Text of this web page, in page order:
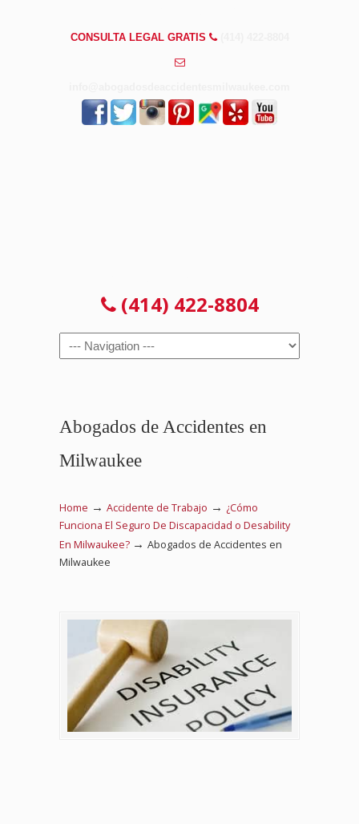
CONSULTA LEGAL GRATIS
(414) 422-8804
Navigation
Abogados de Accidentes en
Milwaukee
Home → Accidente de Trabajo → ¿Cómo
Funciona El Seguro De Discapacidad o Desability
En Milwaukee? → Abogados de Accidentes en
Milwaukee